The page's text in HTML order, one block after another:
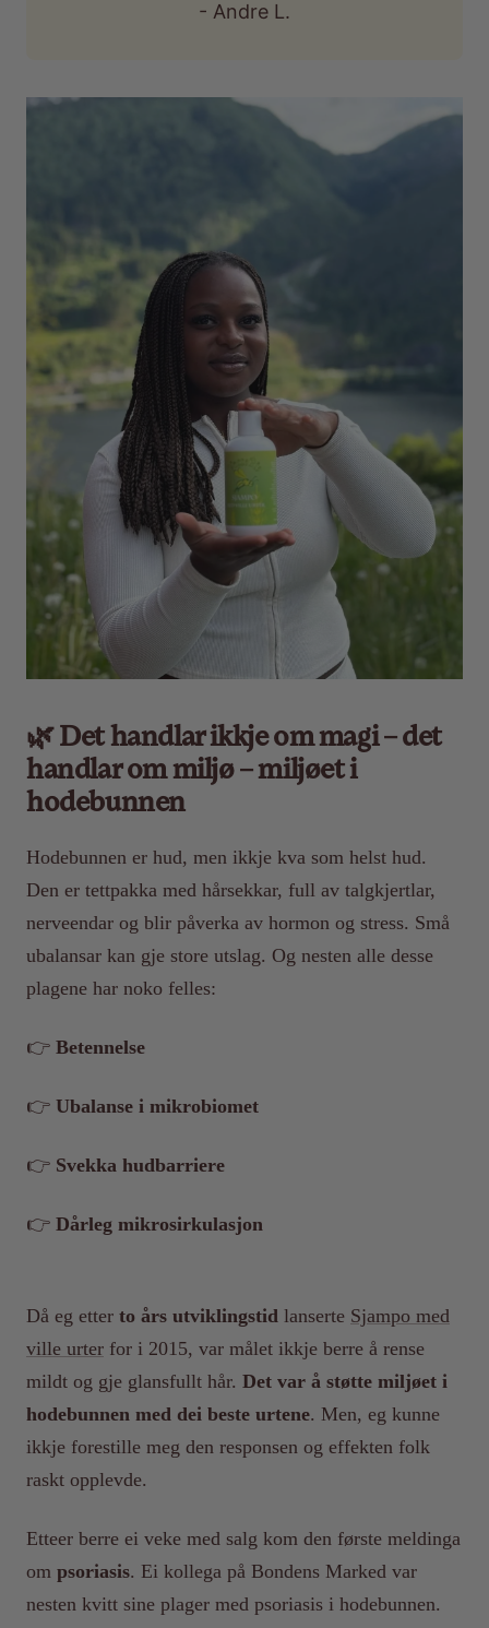
- Andre L.
🌿 Det handlar ikkje om magi – det
handlar om miljø – miljøet i
hodebunnen
Hodebunnen er hud, men ikkje kva som helst hud.
Den er tettpakka med hårsekkar, full av talgkjertlar,
nerveendar og blir påverka av hormon og stress. Små
ubalansar kan gje store utslag. Og nesten alle desse
plagene har noko felles:
👉 Betennelse
👉 Ubalanse i mikrobiomet
👉 Svekka hudbarriere
👉 Dårleg mikrosirkulasjon
Då eg etter to års utviklingstid lanserte Sjampo med
ville urter for i 2015, var målet ikkje berre å rense
mildt og gje glansfullt hår. Det var å støtte miljøet i
hodebunnen med dei beste urtene. Men, eg kunne
ikkje forestille meg den responsen og effekten folk
raskt opplevde.
Etteer berre ei veke med salg kom den første meldinga
om psoriasis. Ei kollega på Bondens Marked var
nesten kvitt sine plager med psoriasis i hodebunnen.